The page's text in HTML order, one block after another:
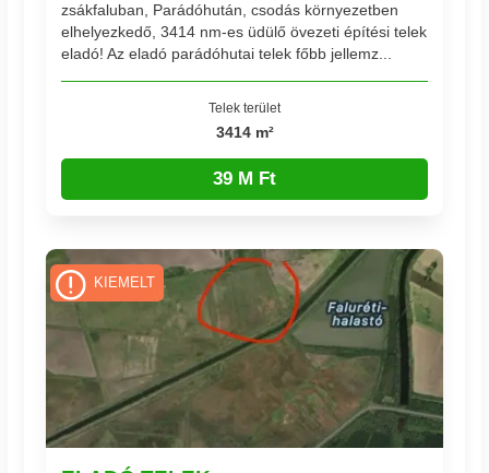
zsákfaluban, Parádóhután, csodás környezetben
elhelyezkedő, 3414 nm-es üdülő övezeti építési telek
eladó! Az eladó parádóhutai telek főbb jellemz...
Telek terület
3414 m²
39 M Ft
KIEMELT